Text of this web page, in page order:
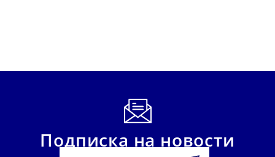
Подписка на новости